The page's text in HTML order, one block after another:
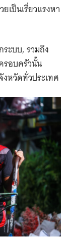
เป็นเรี่ยวแรงหา
ะบบ,​ รวมถึง
รอบครัวนั้น
หวัดทั่วประเทศ